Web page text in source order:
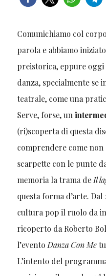
Comunichiamo col
parola e abbiamo
preistorica, eppure
danza, specialmente se
teatrale, come una
Serve, forse, un
(ri)scoperta di questa
comprendere come non
scarpette con le punte
memoria la trama deIl
questa forma d’arte. Dal
cultura pop il ruolo da
ricoperto da Roberto
l’eventoDanza Con Me
L’intento del